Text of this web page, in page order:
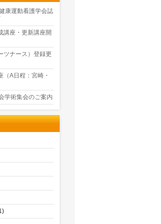
康運動看護学会誌
講座・更新講座開
ツナース）登録更
A日程：宮崎・
学術集会のご案内